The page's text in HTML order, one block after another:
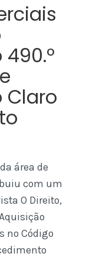
Claro
área de
com um
O Direito,
no Código